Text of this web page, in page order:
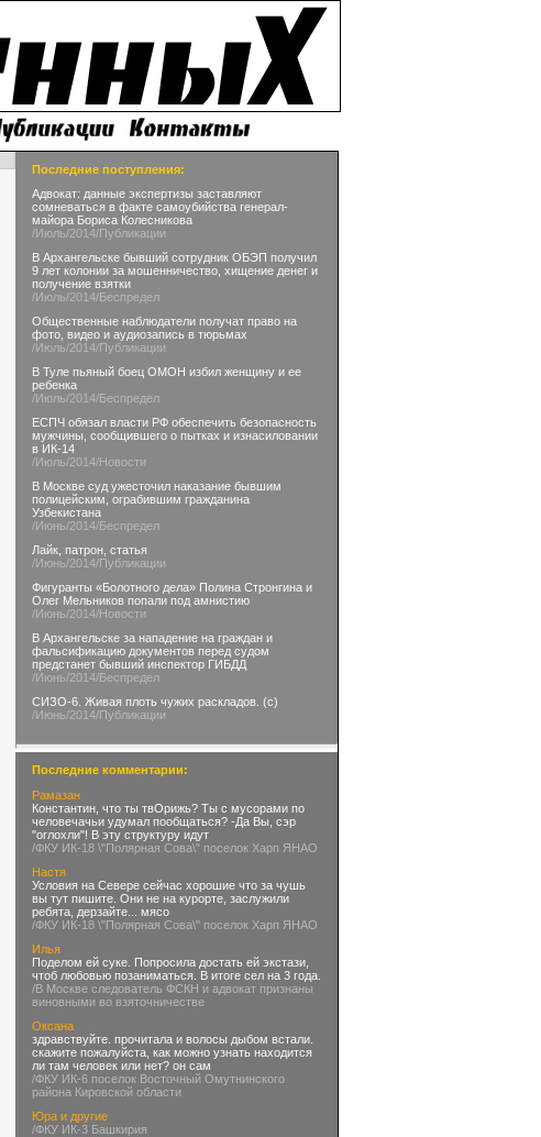
Последние поступления:
Адвокат: данные экспертизы заставляют
сомневаться в факте самоубийства генерал-
майора Бориса Колесникова
/Июль/2014/Публикации
В Архангельске бывший сотрудник ОБЭП получил
9 лет колонии за мошенничество, хищение денег и
получение взятки
/Июль/2014/Беспредел
Общественные наблюдатели получат право на
фото, видео и аудиозапись в тюрьмах
/Июль/2014/Публикации
В Туле пьяный боец ОМОН избил женщину и ее
ребенка
/Июль/2014/Беспредел
ЕСПЧ обязал власти РФ обеспечить безопасность
мужчины, сообщившего о пытках и изнасиловании
в ИК-14
/Июль/2014/Новости
В Москве суд ужесточил наказание бывшим
полицейским, ограбившим гражданина
Узбекистана
/Июнь/2014/Беспредел
Лайк, патрон, статья
/Июнь/2014/Публикации
Фигуранты «Болотного дела» Полина Стронгина и
Олег Мельников попали под амнистию
/Июнь/2014/Новости
В Архангельске за нападение на граждан и
фальсификацию документов перед судом
предстанет бывший инспектор ГИБДД
/Июнь/2014/Беспредел
СИЗО-6. Живая плоть чужих раскладов. (с)
/Июнь/2014/Публикации
Последние комментарии:
Рамазан
Константин, что ты твОрижь? Ты с мусорами по
человечачьи удумал пообщаться? -Да Вы, сэр
"оглохли"! В эту структуру идут
/ФКУ ИК-18 \"Полярная Сова\" поселок Харп ЯНАО
Настя
Условия на Севере сейчас хорошие что за чушь
вы тут пишите. Они не на курорте, заслужили
ребята, дерзайте... мясо
/ФКУ ИК-18 \"Полярная Сова\" поселок Харп ЯНАО
Илья
Поделом ей суке. Попросила достать ей экстази,
чтоб любовью позаниматься. В итоге сел на 3 года.
/В Москве следователь ФСКН и адвокат признаны
виновными во взяточничестве
Оксана
здравствуйте. прочитала и волосы дыбом встали.
скажите пожалуйста, как можно узнать находится
ли там человек или нет? он сам
/ФКУ ИК-6 поселок Восточный Омутнинского
района Кировской области
Юра и другие
/ФКУ ИК-3 Башкирия